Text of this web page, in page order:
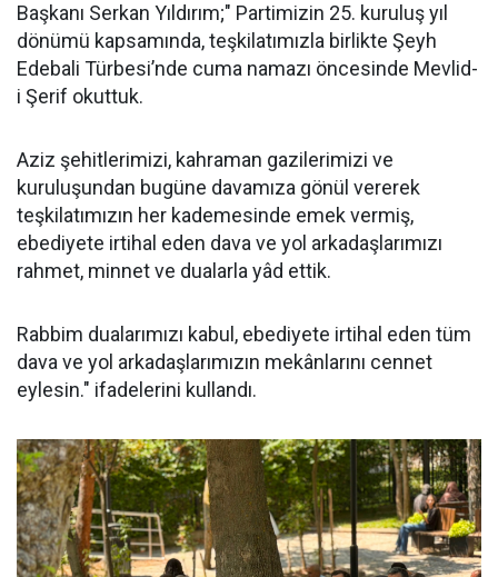
Başkanı Serkan Yıldırım;" Partimizin 25. kuruluş yıl
dönümü kapsamında, teşkilatımızla birlikte Şeyh
Edebali Türbesi’nde cuma namazı öncesinde Mevlid-
i Şerif okuttuk.
Aziz şehitlerimizi, kahraman gazilerimizi ve
kuruluşundan bugüne davamıza gönül vererek
teşkilatımızın her kademesinde emek vermiş,
ebediyete irtihal eden dava ve yol arkadaşlarımızı
rahmet, minnet ve dualarla yâd ettik.
Rabbim dualarımızı kabul, ebediyete irtihal eden tüm
dava ve yol arkadaşlarımızın mekânlarını cennet
eylesin." ifadelerini kullandı.